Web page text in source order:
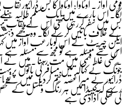
قومی آواز ۔ اوٹاوا: اوٹاوا کا بس ڈرائیور
لگا۔ اس بارے میں ایک مسلم طالبہ
بس میں سفر کررہی تھی اس نے نقاب
کے خلاف باتیں کرنے لگا۔ وہ مجھے دہشت
ایلن چیریٹ نے اس کوبارعب آواز میں کہا
اس سے مسئلہ ہے تو مجھ سے مسئلہ ہے ۔
۔ کسی غلط فہمی میں مت رہنا ۔میں نے
جونگ نے کہاکہ میں مسافر کی باتوں
ڈرائیور نے میرا غصہ ختم کردیا۔ میں نے
رہے کہ کییڈا میں ہر رنگ ونسل کے شخص
کی کھلی آذادی ہے